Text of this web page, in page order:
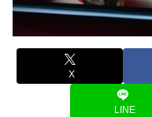
X
LINE